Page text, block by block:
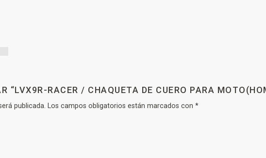
“LVX9R-RACER / CHAQUETA DE CUERO PARA
publicada. Los campos obligatorios están marcados con *